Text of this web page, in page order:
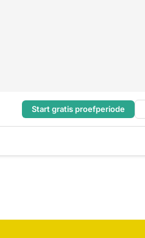
Start gratis proefperiode